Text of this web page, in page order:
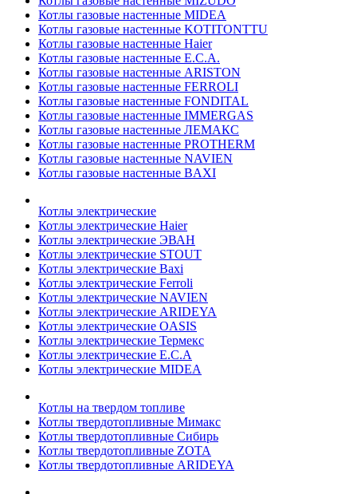
Котлы газовые настенные MIDEA
Котлы газовые настенные KOTITONTTU
Котлы газовые настенные Haier
Котлы газовые настенные E.C.A.
Котлы газовые настенные ARISTON
Котлы газовые настенные FERROLI
Котлы газовые настенные FONDITAL
Котлы газовые настенные IMMERGAS
Котлы газовые настенные ЛЕМАКС
Котлы газовые настенные PROTHERM
Котлы газовые настенные NAVIEN
Котлы газовые настенные BAXI
Котлы электрические
Котлы электрические Haier
Котлы электрические ЭВАН
Котлы электрические STOUT
Котлы электрические Baxi
Котлы электрические Ferroli
Котлы электрические NAVIEN
Котлы электрические ARIDEYA
Котлы электрические OASIS
Котлы электрические Термекс
Котлы электрические E.C.A
Котлы электрические MIDEA
Котлы на твердом топливе
Котлы твердотопливные Мимакс
Котлы твердотопливные Сибирь
Котлы твердотопливные ZOTA
Котлы твердотопливные ARIDEYA